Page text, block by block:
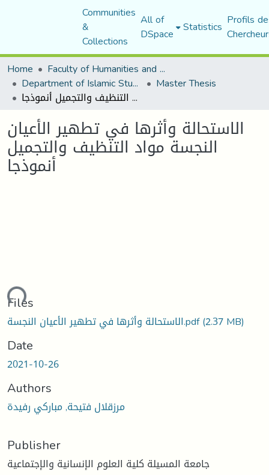
Communities
&
Collections
All of
DSpace Statistics Profils
Home
Faculty of Humanities and Social Sciences
Department of Islamic Studies Master Thesis
الاستحالة وأثرها في تطهير الأعيان النجسة مواد التنظيف والتجميل أنموذجا
الاستحالة وأثرها في تطهير الأعيان
النجسة مواد التنظيف والتجميل
أنموذجا
Files
الاستحالة وأثرها في تطهير الأعيان النجسة.pdf(2.37 MB)
Date
2021-10-26
Authors
مرزقلال فتيحة, مباركي رفيدة
Publisher
جامعة المسيلة كلية العلوم الإنسانية والإجتماعية